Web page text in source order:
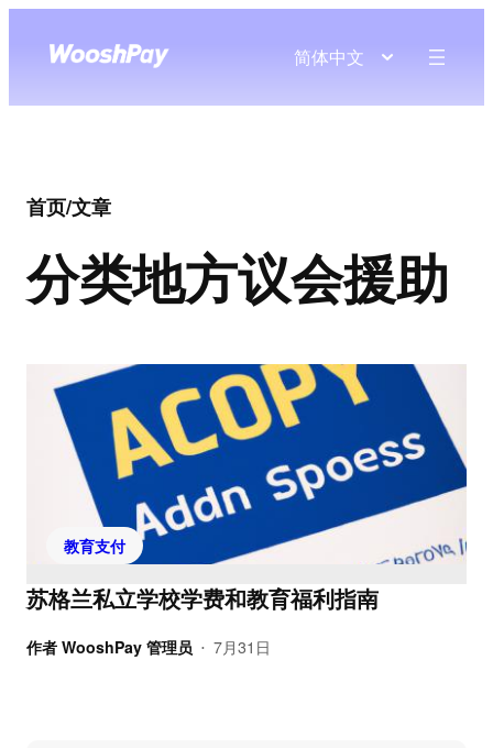
简体中文
首页/文章
分类地方议会援助
教育支付
苏格兰私立学校学费和教育福利指南
作者 WooshPay 管理员 • 7月31日